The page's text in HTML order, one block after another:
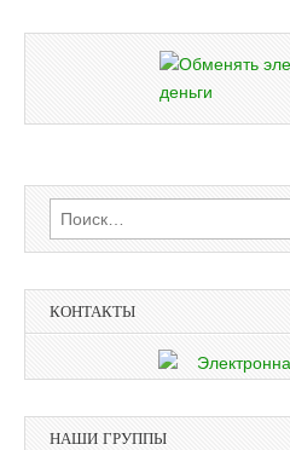
Найти:
КОНТАКТЫ
НАШИ ГРУППЫ